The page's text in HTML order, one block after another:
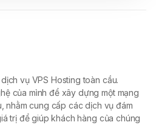
vụ VPS Hosting toàn cầu.
của mình để xây dựng một mạng
nhằm cung cấp các dịch vụ đám
trị để giúp khách hàng của chúng